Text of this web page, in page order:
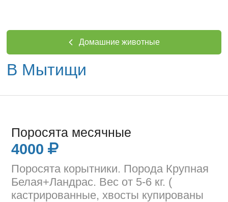
Домашние животные
В Мытищи
Поросята месячные
4000
Поросята корытники. Порода Крупная
Белая+Ландрас. Вес от 5-6 кг. (
кастрированные, хвосты купированы